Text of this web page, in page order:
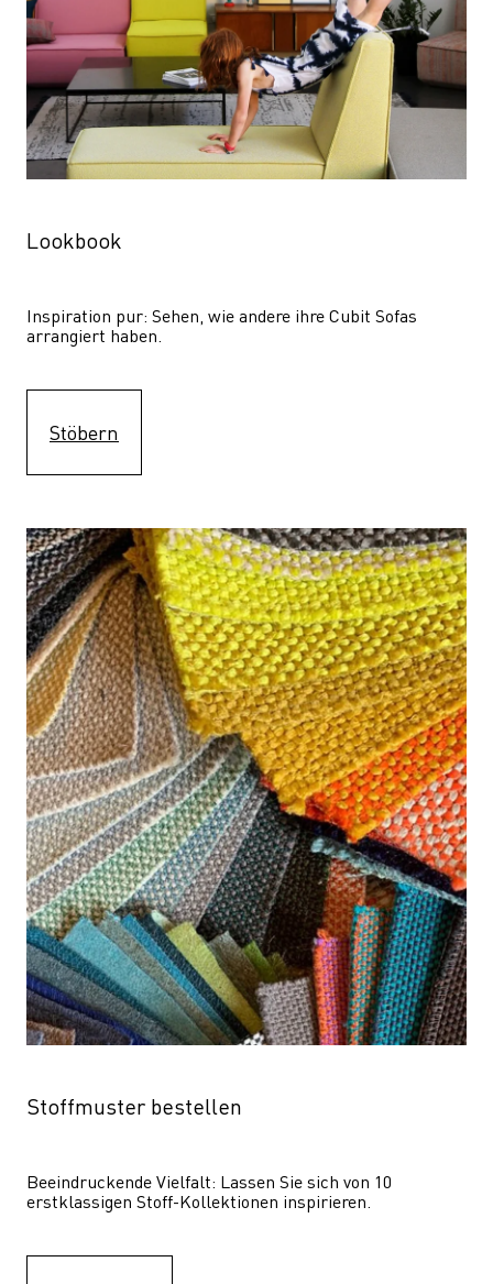
Lookbook
Inspiration pur: Sehen, wie andere ihre Cubit Sofas
arrangiert haben.
Stöbern
Stoffmuster bestellen
Beeindruckende Vielfalt: Lassen Sie sich von 10
erstklassigen Stoff-Kollektionen inspirieren.